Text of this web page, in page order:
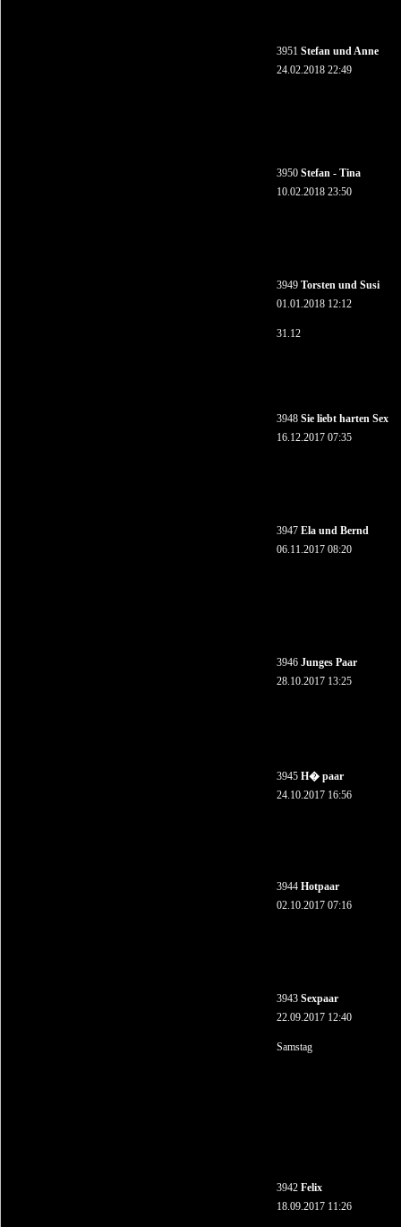
3951 Stefan und Anne
24.02.2018 22:49
3950 Stefan - Tina
10.02.2018 23:50
3949 Torsten und Susi
01.01.2018 12:12
31.12
3948 Sie liebt harten Sex
16.12.2017 07:35
3947 Ela und Bernd
06.11.2017 08:20
3946 Junges Paar
28.10.2017 13:25
3945 H� paar
24.10.2017 16:56
3944 Hotpaar
02.10.2017 07:16
3943 Sexpaar
22.09.2017 12:40
Samstag
3942 Felix
18.09.2017 11:26